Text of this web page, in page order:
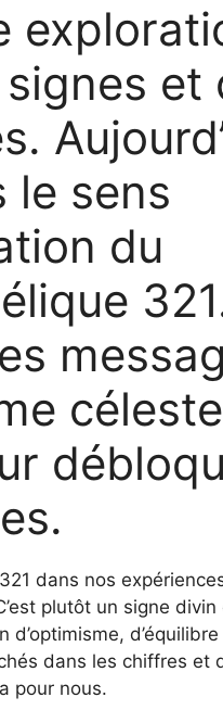
et
le sens
du
dans nos
plutôt un signe
dans les chiffres et
pour nous.